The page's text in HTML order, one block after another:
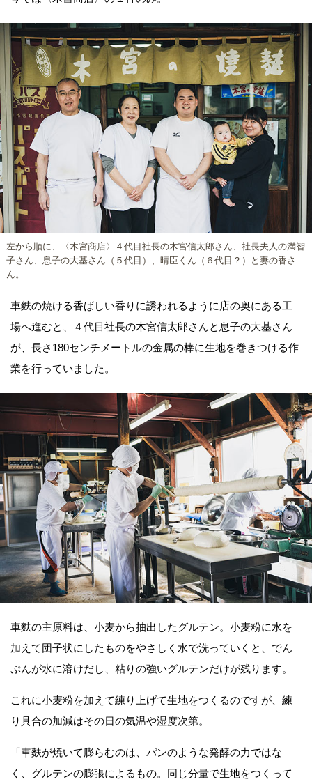
左から順に、〈木宮商店〉４代目社長の木宮信太郎さん、社長夫人の満智
子さん、息子の大基さん（５代目）、晴臣くん（６代目？）と妻の香さ
ん。
車麩の焼ける香ばしい香りに誘われるように店の奥にある工
場へ進むと、４代目社長の木宮信太郎さんと息子の大基さん
が、長さ180センチメートルの金属の棒に生地を巻きつける作
業を行っていました。
車麩の主原料は、小麦から抽出したグルテン。小麦粉に水を
加えて団子状にしたものをやさしく水で洗っていくと、でん
ぷんが水に溶けだし、粘りの強いグルテンだけが残ります。
これに小麦粉を加えて練り上げて生地をつくるのですが、練
り具合の加減はその日の気温や湿度次第。
「車麩が焼いて膨らむのは、パンのような発酵の力ではな
く、グルテンの膨張によるもの。同じ分量で生地をつくって